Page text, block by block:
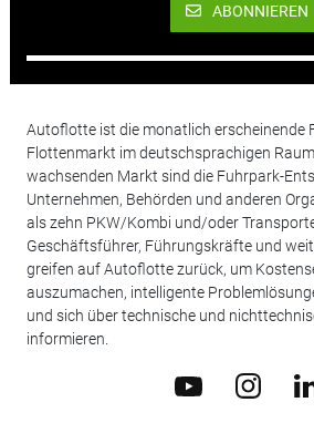
ABONNIEREN
Autoflotte ist die monatlich erscheinende
Flottenmarkt im deutschsprachigen
wachsenden Markt sind die Fuhrpark-
Unternehmen, Behörden und anderen
als zehn PKW/Kombi und/oder
Geschäftsführer, Führungskräfte und
greifen auf Autoflotte zurück, um
auszumachen, intelligente
und sich über technische und
informieren.